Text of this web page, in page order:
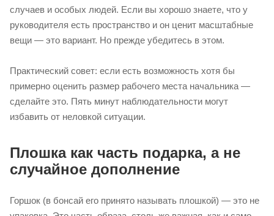
случаев и особых людей. Если вы хорошо знаете, что у
руководителя есть пространство и он ценит масштабные
вещи — это вариант. Но прежде убедитесь в этом.
Практический совет: если есть возможность хотя бы
примерно оценить размер рабочего места начальника —
сделайте это. Пять минут наблюдательности могут
избавить от неловкой ситуации.
Плошка как часть подарка, а не
случайное дополнение
Горшок (в бонсай его принято называть плошкой) — это не